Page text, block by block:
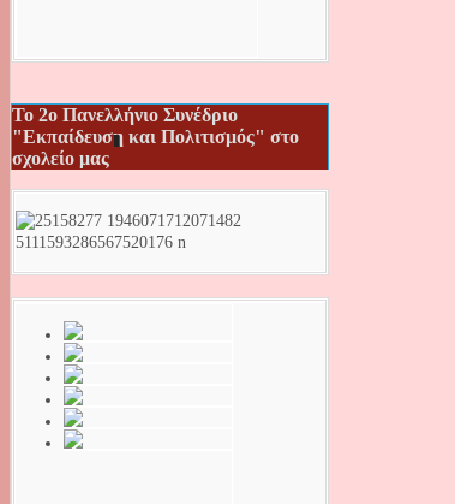
Το 2ο Πανελλήνιο Συνέδριο
"Εκπαίδευση και Πολιτισμός" στο
σχολείο μας